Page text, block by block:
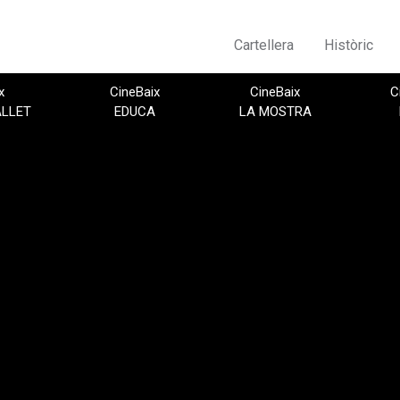
Cartellera Històric
CineBaix
EDUCA
CineBaix
LA MOSTRA